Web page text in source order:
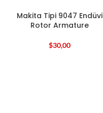
Makita Tipi 9047 Endüvi
Rotor Armature
$30,00